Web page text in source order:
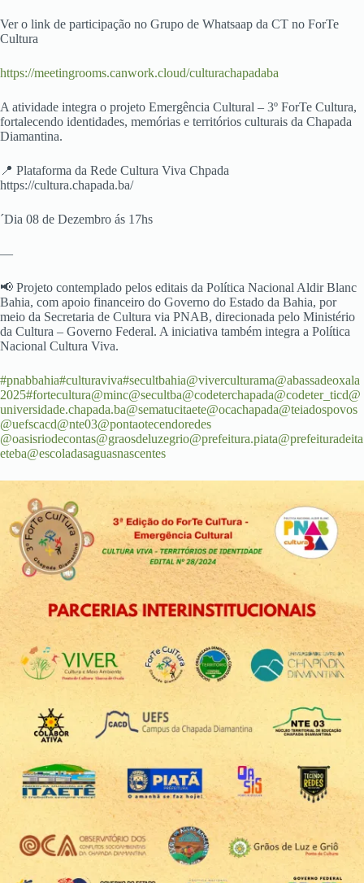
Ver o link de participação no Grupo de Whatsaap da CT no ForTe
Cultura
https://meetingrooms.canwork.cloud/culturachapadaba
A atividade integra o projeto Emergência Cultural – 3º ForTe Cultura,
fortalecendo identidades, memórias e territórios culturais da Chapada
Diamantina.
📍 Plataforma da Rede Cultura Viva Chpada
https://cultura.chapada.ba/
´Dia 08 de Dezembro ás 17hs
—
📢 Projeto contemplado pelos editais da Política Nacional Aldir Blanc
Bahia, com apoio financeiro do Governo do Estado da Bahia, por
meio da Secretaria de Cultura via PNAB, direcionada pelo Ministério
da Cultura – Governo Federal. A iniciativa também integra a Política
Nacional Cultura Viva.
#pnabbahia#culturaviva#secultbahia@viverculturama@abassadeoxala
2025#fortecultura@minc@secultba@codeterchapada@codeter_ticd@
universidade.chapada.ba@sematucitaete@ocachapada@teiadospovos
@uefscacd@nte03@pontaotecendoredes
@oasisriodecontas@graosdeluzegrio@prefeitura.piata@prefeituradeita
eteba@escoladasaguasnascentes